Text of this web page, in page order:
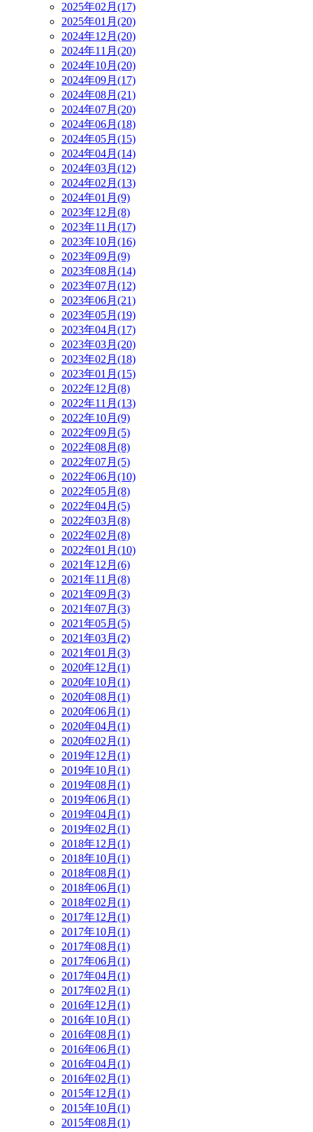
2025年02月(17)
2025年01月(20)
2024年12月(20)
2024年11月(20)
2024年10月(20)
2024年09月(17)
2024年08月(21)
2024年07月(20)
2024年06月(18)
2024年05月(15)
2024年04月(14)
2024年03月(12)
2024年02月(13)
2024年01月(9)
2023年12月(8)
2023年11月(17)
2023年10月(16)
2023年09月(9)
2023年08月(14)
2023年07月(12)
2023年06月(21)
2023年05月(19)
2023年04月(17)
2023年03月(20)
2023年02月(18)
2023年01月(15)
2022年12月(8)
2022年11月(13)
2022年10月(9)
2022年09月(5)
2022年08月(8)
2022年07月(5)
2022年06月(10)
2022年05月(8)
2022年04月(5)
2022年03月(8)
2022年02月(8)
2022年01月(10)
2021年12月(6)
2021年11月(8)
2021年09月(3)
2021年07月(3)
2021年05月(5)
2021年03月(2)
2021年01月(3)
2020年12月(1)
2020年10月(1)
2020年08月(1)
2020年06月(1)
2020年04月(1)
2020年02月(1)
2019年12月(1)
2019年10月(1)
2019年08月(1)
2019年06月(1)
2019年04月(1)
2019年02月(1)
2018年12月(1)
2018年10月(1)
2018年08月(1)
2018年06月(1)
2018年02月(1)
2017年12月(1)
2017年10月(1)
2017年08月(1)
2017年06月(1)
2017年04月(1)
2017年02月(1)
2016年12月(1)
2016年10月(1)
2016年08月(1)
2016年06月(1)
2016年04月(1)
2016年02月(1)
2015年12月(1)
2015年10月(1)
2015年08月(1)